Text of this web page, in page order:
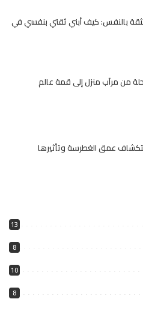
بالنفس: كيف أبني ثقتي بنفسي في
من مرآب منزل إلى قمة عالم
عمق الغطرسة وتأثيرها
13
8
10
8